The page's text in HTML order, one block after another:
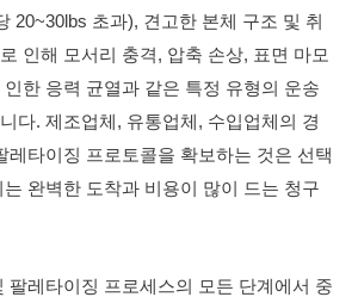
20~30lbs 초과), 견고한 본체 구조 및 취
인해 모서리 충격, 압축 손상, 표면 마모
한 응력 균열과 같은 특정 유형의 운송
다. 제조업체, 유통업체, 수입업체의 경
레타이징 프로토콜을 확보하는 것은 선택
완벽한 도착과 비용이 많이 드는 청구
팔레타이징 프로세스의 모든 단계에서 중